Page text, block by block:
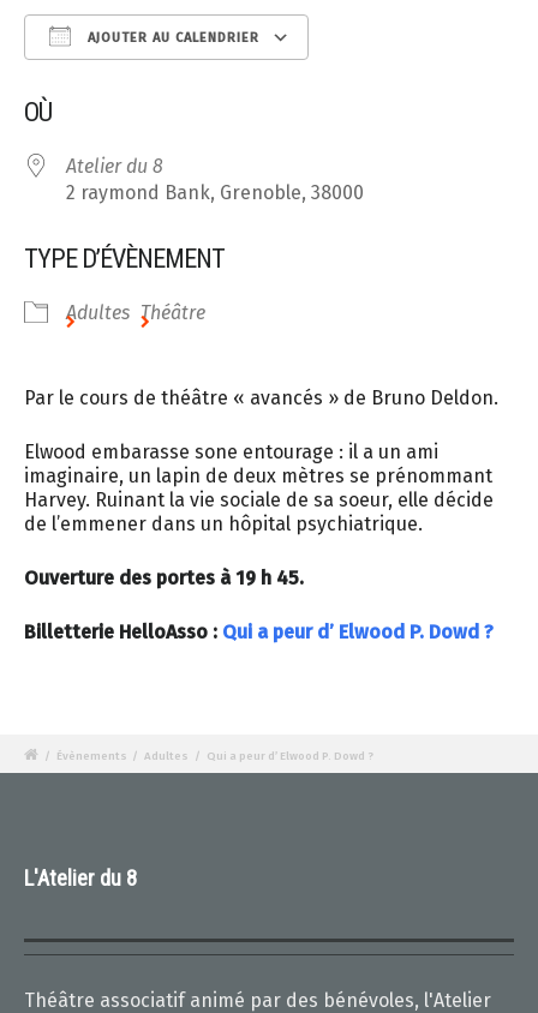
AJOUTER AU CALENDRIER
OÙ
Atelier du 8
2 raymond Bank, Grenoble, 38000
TYPE D’ÉVÈNEMENT
Adultes Théâtre
Par le cours de théâtre « avancés » de Bruno Deldon.
Elwood embarasse sone entourage : il a un ami
imaginaire, un lapin de deux mètres se prénommant
Harvey. Ruinant la vie sociale de sa soeur, elle décide
de l’emmener dans un hôpital psychiatrique.
Ouverture des portes à 19 h 45.
Billetterie HelloAsso : Qui a peur d’ Elwood P. Dowd ?
/ Évènements / Adultes / Qui a peur d’ Elwood P. Dowd ?
L'Atelier du 8
Théâtre associatif animé par des bénévoles, l'Atelier